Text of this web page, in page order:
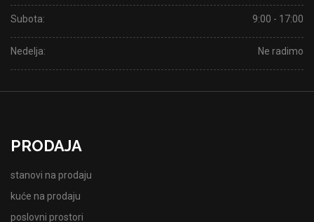
Subota: 9:00 - 17:00
Nedelja: Ne radimo
PRODAJA
stanovi na prodaju
kuće na prodaju
poslovni prostori